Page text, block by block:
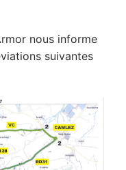
nous informe
suivantes